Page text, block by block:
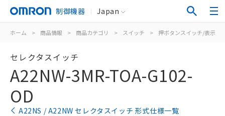
制御機器 Japan
ホーム > 商品情報 > 商品カテゴリ > スイッチ > 押ボタンスイッチ/表示灯
セレクタスイッチ
A22NW-3MR-TOA-G102-
OD
A22NS / A22NW セレクタスイッチ 形式仕様一覧